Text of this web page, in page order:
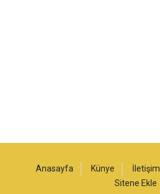
Anasayfa Künye İletişim
Sitene Ekle